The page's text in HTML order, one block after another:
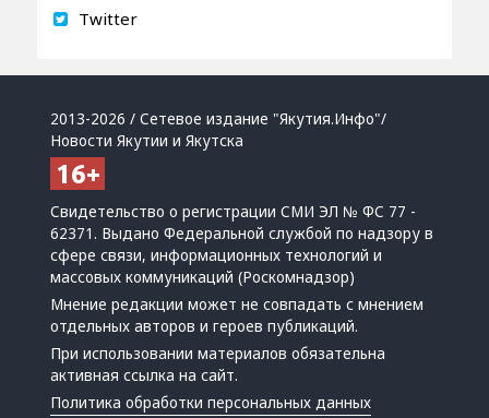
Twitter
2013-2026 / Сетевое издание "Якутия.Инфо"/
Новости Якутии и Якутска
Свидетельство о регистрации СМИ ЭЛ № ФС 77 -
62371. Выдано Федеральной службой по надзору в
сфере связи, информационных технологий и
массовых коммуникаций (Роскомнадзор)
Мнение редакции может не совпадать с мнением
отдельных авторов и героев публикаций.
При использовании материалов обязательна
активная ссылка на сайт.
Политика обработки персональных данных